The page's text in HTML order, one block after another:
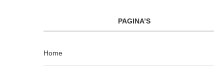
PAGINA’S
Home